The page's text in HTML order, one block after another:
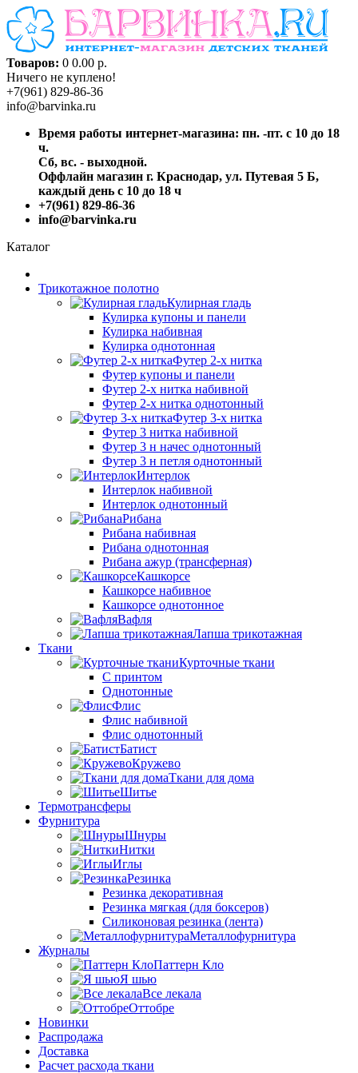
Товаров: 0 0.00 р.
Ничего не куплено!
+7(961) 829-86-36
info@barvinka.ru
Время работы интернет-магазина: пн. -пт. с 10 до 18
ч.
Сб, вс. - выходной.
Оффлайн магазин г. Краснодар, ул. Путевая 5 Б,
каждый день с 10 до 18 ч
+7(961) 829-86-36
info@barvinka.ru
Каталог
Трикотажное полотно
Кулирная гладь
Кулирка купоны и панели
Кулирка набивная
Кулирка однотонная
Футер 2-х нитка
Футер купоны и панели
Футер 2-х нитка набивной
Футер 2-х нитка однотонный
Футер 3-х нитка
Футер 3 нитка набивной
Футер 3 н начес однотонный
Футер 3 н петля однотонный
Интерлок
Интерлок набивной
Интерлок однотонный
Рибана
Рибана набивная
Рибана однотонная
Рибана ажур (трансферная)
Кашкорсе
Кашкорсе набивное
Кашкорсе однотонное
Вафля
Лапша трикотажная
Ткани
Курточные ткани
С принтом
Однотонные
Флис
Флис набивной
Флис однотонный
Батист
Кружево
Ткани для дома
Шитье
Термотрансферы
Фурнитура
Шнуры
Нитки
Иглы
Резинка
Резинка декоративная
Резинка мягкая (для боксеров)
Силиконовая резинка (лента)
Металлофурнитура
Журналы
Паттерн Кло
Я шью
Все лекала
Оттобре
Новинки
Распродажа
Доставка
Расчет расхода ткани